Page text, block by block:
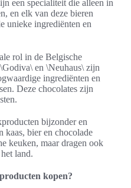
een specialiteit die alleen in
en elk van deze bieren
unieke ingrediënten en
rol in de Belgische
en \Neuhaus\ zijn
ingrediënten en
Deze chocolates zijn
bijzonder en
kaas, bier en chocolade
keuken, maar dragen ook
land.
kopen?